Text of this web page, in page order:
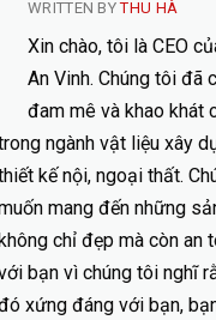
WRITTEN BYTHU HÀ
Xin chào, tôi là CEO
An Vinh. Chúng tôi đã
đam mê và khao khát
ngành vật liệu xây
kế nội, ngoại thất.
mang đến những
chỉ đẹp mà còn an
bạn vì chúng tôi nghĩ
xứng đáng với bạn,